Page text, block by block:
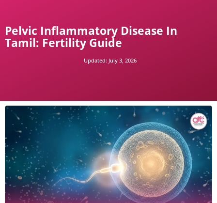
Pelvic Inflammatory Disease In
Tamil: Fertility Guide
Updated: July 3, 2026